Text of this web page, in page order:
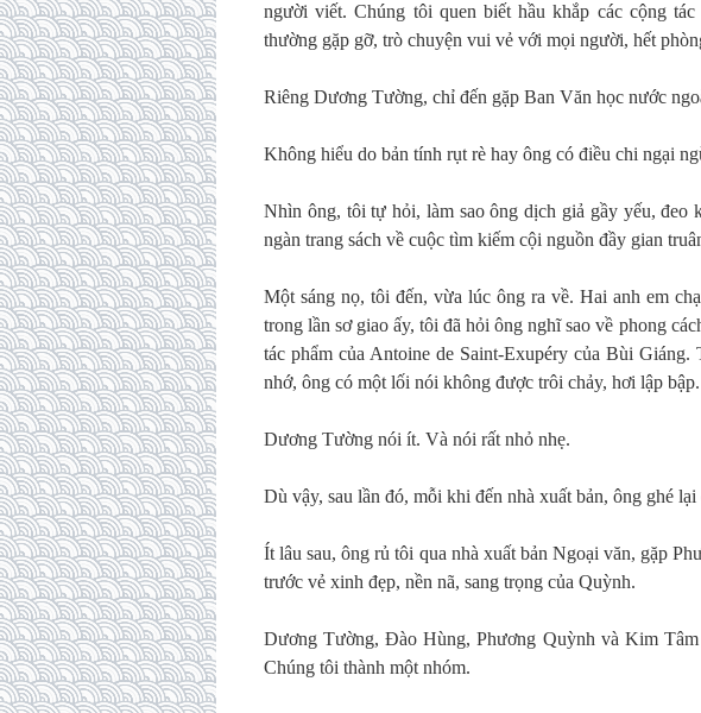
người viết. Chúng tôi quen biết hầu khắp các cộng
thường gặp gỡ, trò chuyện vui vẻ với mọi người, hết
Riêng Dương Tường, chỉ đến gặp Ban Văn học nước
Không hiểu do bản tính rụt rè hay ông có điều chi ngại
Nhìn ông, tôi tự hỏi, làm sao ông dịch giả gầy yếu, đeo
ngàn trang sách về cuộc tìm kiếm cội nguồn đầy gian
Một sáng nọ, tôi đến, vừa lúc ông ra về. Hai anh em
trong lần sơ giao ấy, tôi đã hỏi ông nghĩ sao về phong
tác phẩm của Antoine de Saint-Exupéry của Bùi
nhớ, ông có một lối nói không được trôi chảy, hơi lập
Dương Tường nói ít. Và nói rất nhỏ nhẹ.
Dù vậy, sau lần đó, mỗi khi đến nhà xuất bản, ông ghé
Ít lâu sau, ông rủ tôi qua nhà xuất bản Ngoại văn, gặp
trước vẻ xinh đẹp, nền nã, sang trọng của Quỳnh.
Dương Tường, Đào Hùng, Phương Quỳnh và Kim
Chúng tôi thành một nhóm.